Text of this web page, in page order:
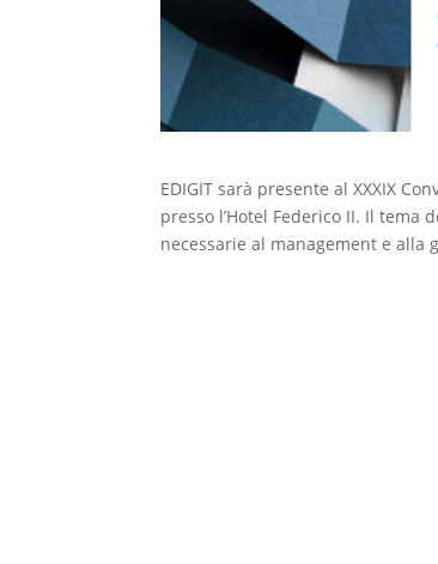
EDIGIT sarà presente al XXXIX
presso l’Hotel Federico II. Il tema
necessarie al management e